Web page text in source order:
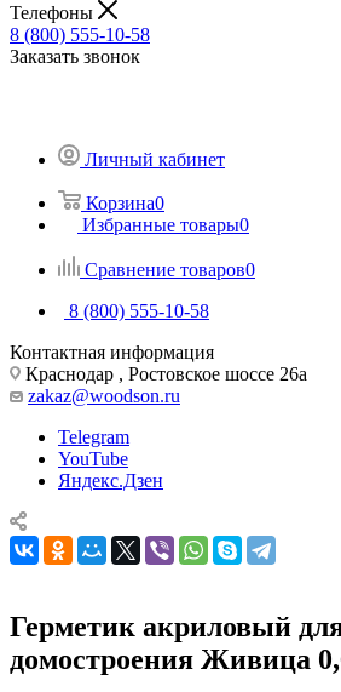
Телефоны
8 (800) 555-10-58
Заказать звонок
Личный кабинет
Корзина0
Избранные товары0
Сравнение товаров0
8 (800) 555-10-58
Контактная информация
Краснодар , Ростовское шоссе 26а
zakaz@woodson.ru
Telegram
YouTube
Яндекс.Дзен
Герметик акриловый
домостроения Живица